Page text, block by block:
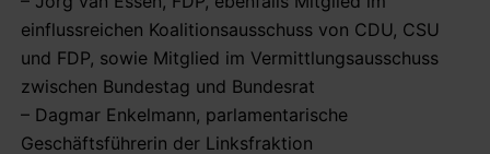
einflussreichen Koalitionsausschuss von CDU, CSU
und FDP, sowie Mitglied im Vermittlungsausschuss
zwischen Bundestag und Bundesrat
– Dagmar Enkelmann, parlamentarische
Geschäftsführerin der Linksfraktion